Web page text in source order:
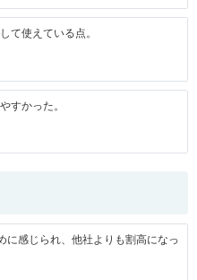
て使えている点。
すかった。
に感じられ、他社よりも割高になっ